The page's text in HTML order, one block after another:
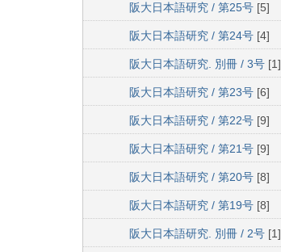
阪大日本語研究 / 第25号 [5]
阪大日本語研究 / 第24号 [4]
阪大日本語研究. 別冊 / 3号 [1]
阪大日本語研究 / 第23号 [6]
阪大日本語研究 / 第22号 [9]
阪大日本語研究 / 第21号 [9]
阪大日本語研究 / 第20号 [8]
阪大日本語研究 / 第19号 [8]
阪大日本語研究. 別冊 / 2号 [1]